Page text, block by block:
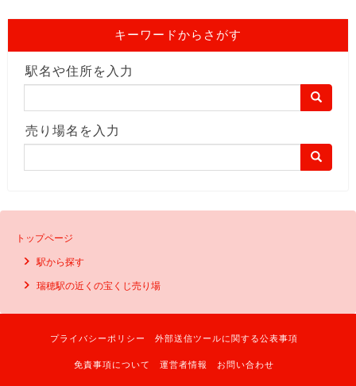
キーワードからさがす
駅名や住所を入力
売り場名を入力
トップページ
駅から探す
瑞穂駅の近くの宝くじ売り場
プライバシーポリシー 外部送信ツールに関する公表事項
免責事項について 運営者情報 お問い合わせ